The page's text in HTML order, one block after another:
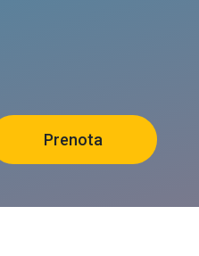
Arsiu00e8